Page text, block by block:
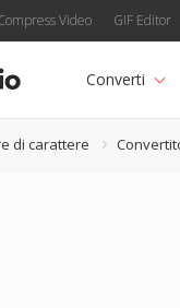
Video GIF Editor
Converti
di carattere